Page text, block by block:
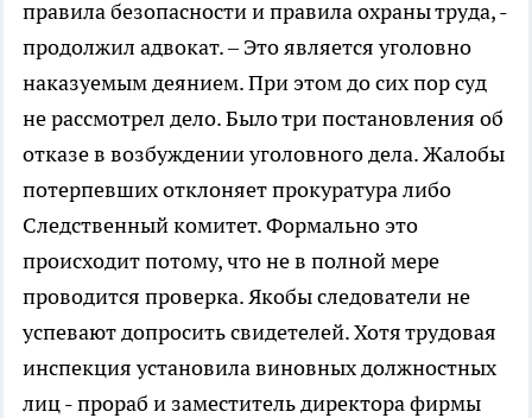
правила безопасности и правила охраны труда, -
продолжил адвокат. – Это является уголовно
наказуемым деянием. При этом до сих пор суд
не рассмотрел дело. Было три постановления об
отказе в возбуждении уголовного дела. Жалобы
потерпевших отклоняет прокуратура либо
Следственный комитет. Формально это
происходит потому, что не в полной мере
проводится проверка. Якобы следователи не
успевают допросить свидетелей. Хотя трудовая
инспекция установила виновных должностных
лиц - прораб и заместитель директора фирмы